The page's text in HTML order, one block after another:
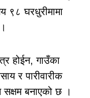
९८ घरधुरीमामा
होईन, गाउँका
र पारीवारीक
बनाएको छ ।